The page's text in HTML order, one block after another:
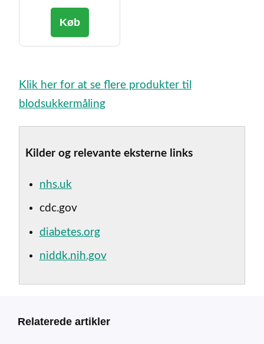
Køb
Klik her for at se flere produkter til
blodsukkermåling
Kilder og relevante eksterne links
nhs.uk
cdc.gov
diabetes.org
niddk.nih.gov
Relaterede artikler